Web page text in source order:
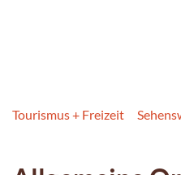
Tourismus + Freizeit